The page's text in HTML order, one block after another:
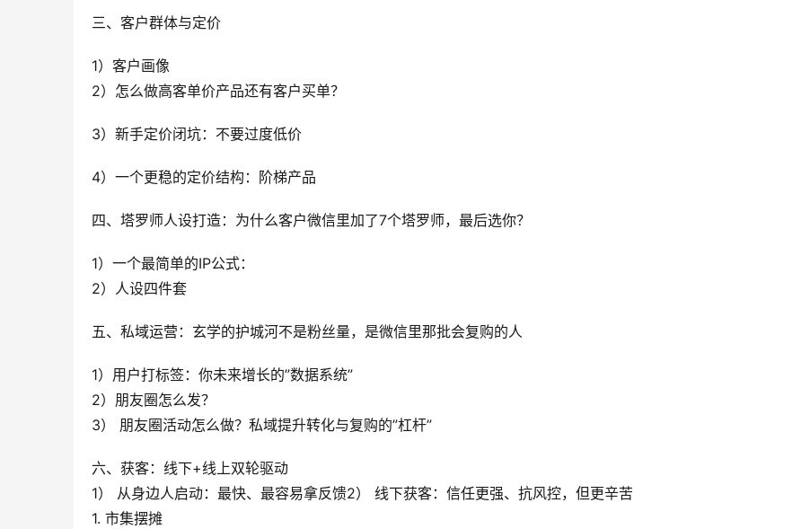
三、客户群体与定价
1）客户画像
2）怎么做高客单价产品还有客户买单？
3）新手定价闭坑：不要过度低价
4）一个更稳的定价结构：阶梯产品
四、塔罗师人设打造：为什么客户微信里加了7个塔罗师，最后选你？
1）一个最简单的IP公式：
2）人设四件套
五、私域运营：玄学的护城河不是粉丝量，是微信里那批会复购的人
1）用户打标签：你未来增长的”数据系统”
2）朋友圈怎么发？
3） 朋友圈活动怎么做？私域提升转化与复购的”杠杆”
六、获客：线下+线上双轮驱动
1） 从身边人启动：最快、最容易拿反馈2） 线下获客：信任更强、抗风控，但更辛苦
1. 市集摆摊